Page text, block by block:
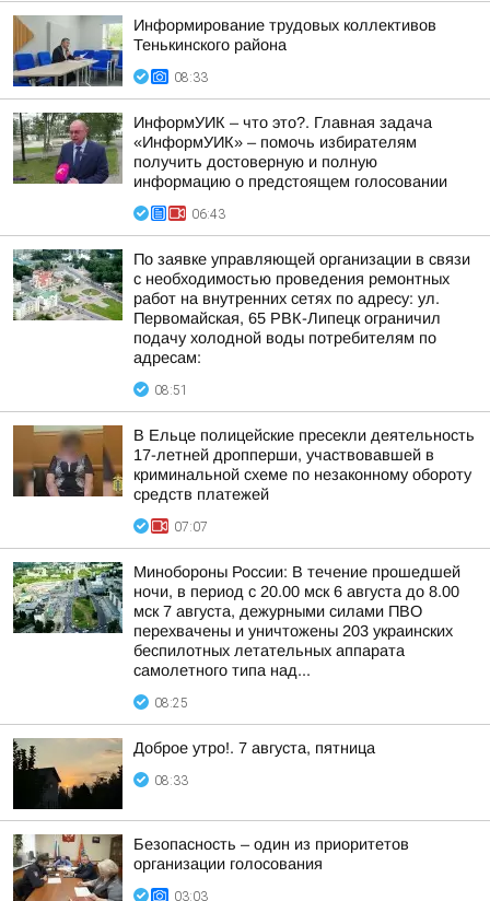
Информирование трудовых коллективов
Тенькинского района
08:33
ИнформУИК – что это?. Главная задача
«ИнформУИК» – помочь избирателям
получить достоверную и полную
информацию о предстоящем голосовании
06:43
По заявке управляющей организации в связи
с необходимостью проведения ремонтных
работ на внутренних сетях по адресу: ул.
Первомайская, 65 РВК-Липецк ограничил
подачу холодной воды потребителям по
адресам:
08:51
В Ельце полицейские пресекли деятельность
17-летней дропперши, участвовавшей в
криминальной схеме по незаконному обороту
средств платежей
07:07
Минобороны России: В течение прошедшей
ночи, в период с 20.00 мск 6 августа до 8.00
мск 7 августа, дежурными силами ПВО
перехвачены и уничтожены 203 украинских
беспилотных летательных аппарата
самолетного типа над...
08:25
Доброе утро!. 7 августа, пятница
08:33
Безопасность – один из приоритетов
организации голосования
03:03